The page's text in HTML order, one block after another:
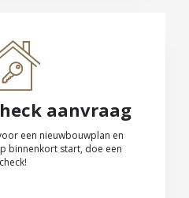
aanvraag
een nieuwbouwplan en
binnenkort start, doe een
check!